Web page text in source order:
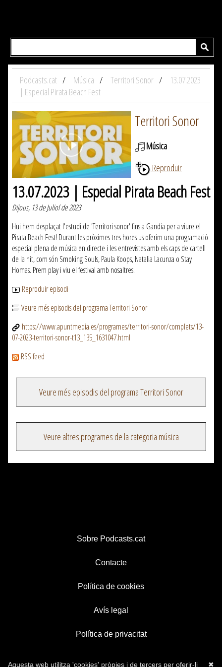
Podcasts.cat Música Territori Sonor
13.07.2023
| Especial Pirata Beach Fest
Territori Sonor
Música
Reproduir
13.07.2023 | Especial Pirata Beach Fest
Dijous, 13 de Juliol de 2023
Hui hem desplaçat l'estudi de 'Territori sonor' fins a Gandia per a viure el
Pirata Beach Fest! Durant les pròximes tres hores us oferim una programació
especial plena de música en directe i les entrevistes amb els caps de cartell
de la nit, com són Smoking Souls, Paula Koops, Natalia Lacunza o Stay
Homas. Prem play i viu el festival amb nosaltres.
Reproduir episodi
Veure més episodis del programa Territori Sonor
https://www.apuntmedia.es/programes/territori-sonor/complets/13-
07-2023-territori-sonor-t13_135_1631047.html
RSS feed
Veure més episodis del programa Territori Sonor
Veure altres programes de la categoria música
Sobre Podcasts.cat
Contacte
Política de cookies
Avís legal
Política de privacitat
✖
Aquesta web utilitza 'cookies' pròpies i de tercers per oferir-li